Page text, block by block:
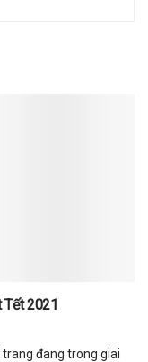
Tết 2021
đang trong giai